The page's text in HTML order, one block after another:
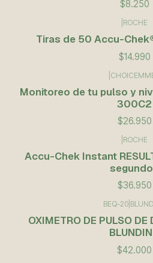
$8.250
ROCHE
Tiras de 50 Accu-
$14.990
Monitoreo de tu pulso y
300C2
$26.950
ROCHE
Accu-Chek Instant
$36.950
BEQ-20
OXIMETRO DE PULSO DE
$42.000